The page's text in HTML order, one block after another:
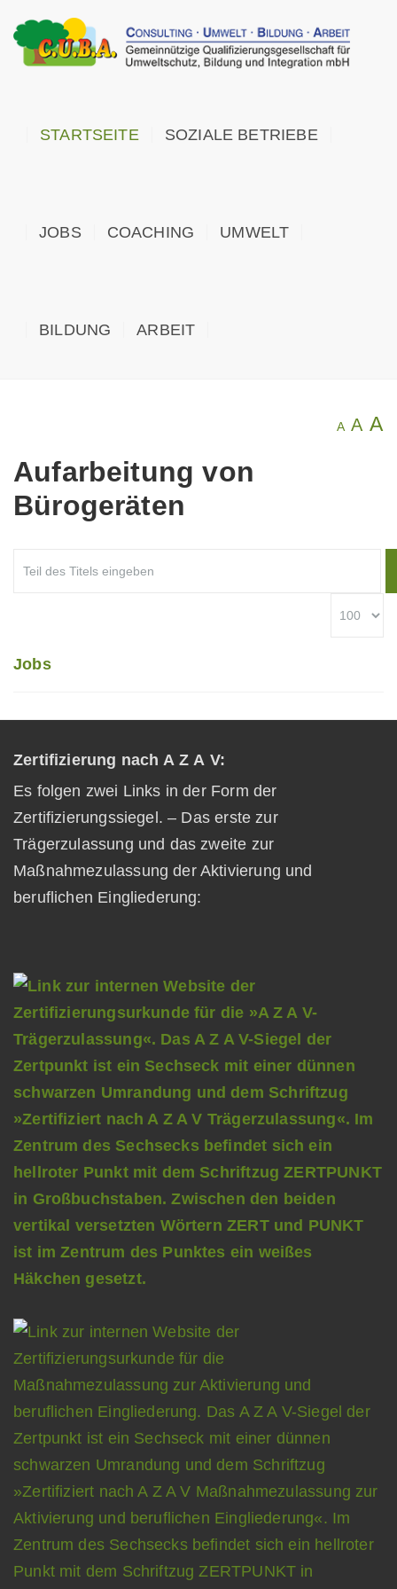
STARTSEITE SOZIALE BETRIEBE
JOBS COACHING UMWELT
BILDUNG ARBEIT
A A A
Aufarbeitung von
Bürogeräten
Jobs
Zertifizierung nach A Z A V:
Es folgen zwei Links in der Form der
Zertifizierungssiegel. – Das erste zur
Trägerzulassung und das zweite zur
Maßnahmezulassung der Aktivierung und
beruflichen Eingliederung: